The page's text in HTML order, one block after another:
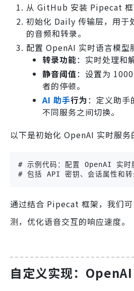
从 GitHub 安装 Pipecat 框
初始化 Daily 传输层，用于
的音频和转录。
配置 OpenAI 实时语言模型
转录功能：实时处理和
静音阈值：设置为
者的停顿。
AI 助手行为：定义助手
不同服务之间切换。
以下是初始化 OpenAI 实时服务
# 示例代码：配置 OpenAI 实时
# 包括 API 密钥、会话属性和转
通过结合 Pipecat 框架，我们
测，优化语音交互的响应速度。
自定义实现：